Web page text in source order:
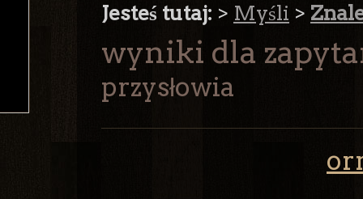
Jesteś tutaj: > Myśli >
wyniki dla
przysłowia